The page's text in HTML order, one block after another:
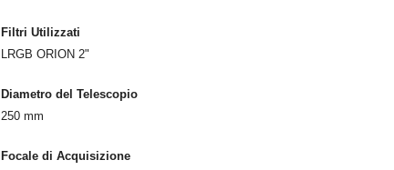
Filtri Utilizzati
LRGB ORION 2"
Diametro del Telescopio
250 mm
Focale di Acquisizione